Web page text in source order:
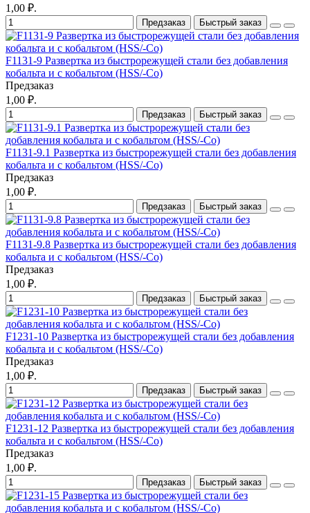
1,00 ₽.
Предзаказ Быстрый заказ
F1131-9 Развертка из быстрорежущей стали без добавления
кобальта и с кобальтом (HSS/-Co)
Предзаказ
1,00 ₽.
Предзаказ Быстрый заказ
F1131-9.1 Развертка из быстрорежущей стали без добавления
кобальта и с кобальтом (HSS/-Co)
Предзаказ
1,00 ₽.
Предзаказ Быстрый заказ
F1131-9.8 Развертка из быстрорежущей стали без добавления
кобальта и с кобальтом (HSS/-Co)
Предзаказ
1,00 ₽.
Предзаказ Быстрый заказ
F1231-10 Развертка из быстрорежущей стали без добавления
кобальта и с кобальтом (HSS/-Co)
Предзаказ
1,00 ₽.
Предзаказ Быстрый заказ
F1231-12 Развертка из быстрорежущей стали без добавления
кобальта и с кобальтом (HSS/-Co)
Предзаказ
1,00 ₽.
Предзаказ Быстрый заказ